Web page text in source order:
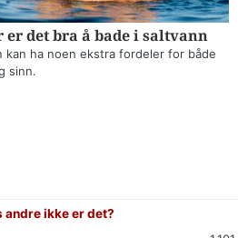
er det bra å bade i saltvann
kan ha noen ekstra fordeler for både
sinn.
andre ikke er det?